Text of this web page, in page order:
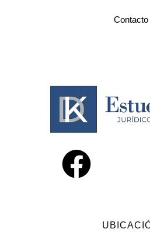
Contacto